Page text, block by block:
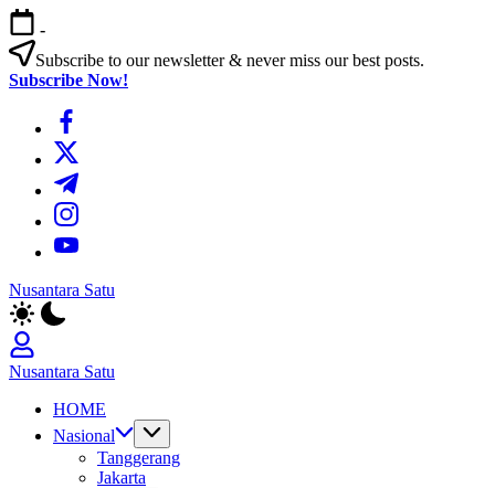
Skip
to
content
-
Subscribe to our newsletter & never miss our best posts.
Subscribe Now!
https://www.facebook.com/
https://twitter.com/
https://t.me/
https://www.instagram.com/
https://youtube.com/
Nusantara Satu
Berita
Untuk
Nusantara
Nusantara Satu
Untuk
Nusantara
HOME
Nasional
Tanggerang
Jakarta